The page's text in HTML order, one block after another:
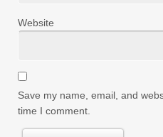
Website
Save my name, email, and
time I comment.